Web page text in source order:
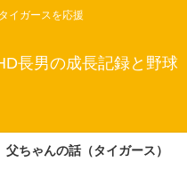
イガースを応援
長男の成長記録と野球
父ちゃんの話（タイガース）